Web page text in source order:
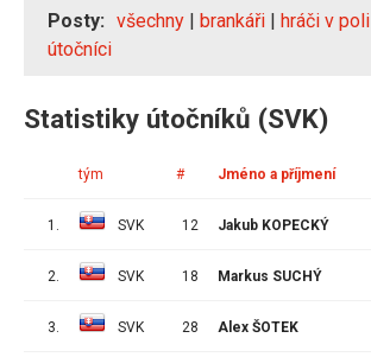
Posty: všechny | brankáři | hráči v poli
útočníci
Statistiky útočníků (SVK)
tým # Jméno a příjmení
1. SVK 12 Jakub KOPECKÝ
2. SVK 18 Markus SUCHÝ
3. SVK 28 Alex ŠOTEK